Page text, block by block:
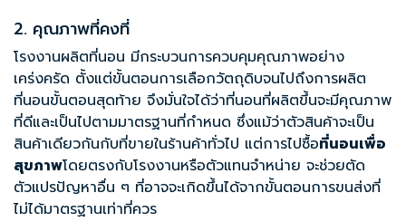
2. คุณภาพที่คงที่
โรงงานผลิตที่นอน มีกระบวนการควบคุมคุณภาพอย่าง
เคร่งครัด ตั้งแต่ขั้นตอนการเลือกวัตถุดิบจนไปถึงการผลิต
ที่นอนขั้นตอนสุดท้าย จึงมั่นใจได้ว่าที่นอนที่ผลิตขึ้นจะมีคุณภาพ
ที่ดีและเป็นไปตามมาตรฐานที่กำหนด ซึ่งแม้ว่าตัวสินค้าจะเป็น
สินค้าเดียวกันกับที่ขายในร้านค้าทั่วไป แต่การไปซื้อที่นอนเพื่อ
สุขภาพโดยตรงกับโรงงานหรือตัวแทนจำหน่าย จะช่วยตัด
ตัวแปรปัญหาอื่น ๆ ที่อาจจะเกิดขึ้นได้จากขั้นตอนการขนส่งที่
ไม่ได้มาตรฐานเท่าที่ควร